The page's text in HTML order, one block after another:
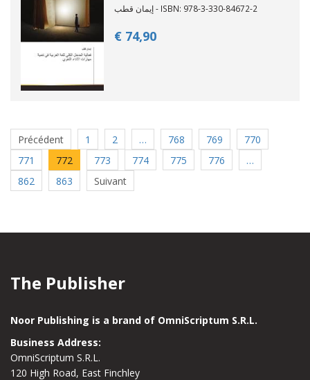
إيمان قطب - ISBN: 978-3-330-84672-2
€ 74,90
Précédent 1 2 … 768 769
770
771
772 773 774 775 776
…
862
863 Suivant
The Publisher
Noor Publishing is a brand of OmniScriptum S.R.L.
Business Address:
OmniScriptum S.R.L.
120 High Road, East Finchley